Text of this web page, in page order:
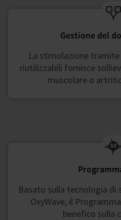
Gestione del
La stimolazione
riutilizzabili fornisce
muscolare o
Basato sulla tecnologia di
OxyWave, il
benefico sulla